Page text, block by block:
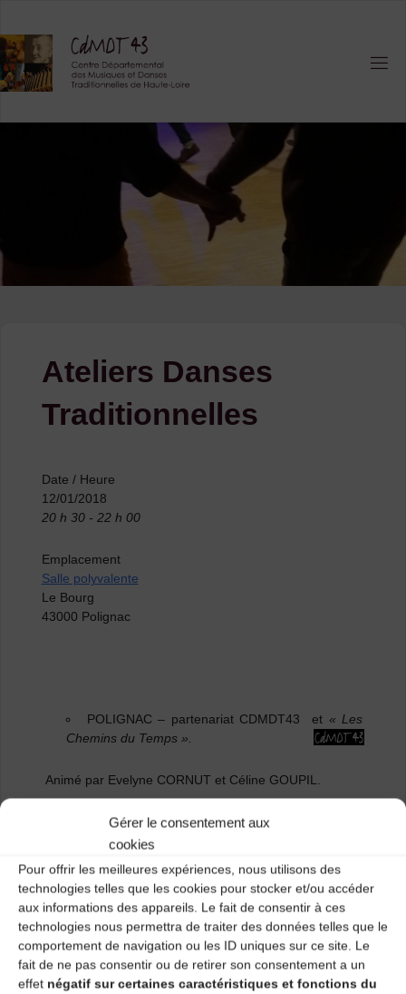
Gérer le consentement aux
cookies
Pour offrir les meilleures expériences, nous utilisons des
technologies telles que les cookies pour stocker et/ou accéder
aux informations des appareils. Le fait de consentir à ces
technologies nous permettra de traiter des données telles que le
comportement de navigation ou les ID uniques sur ce site. Le
fait de ne pas consentir ou de retirer son consentement a un
effet négatif sur certaines caractéristiques et fonctions du
content
Ateliers Danses
Traditionnelles
Date / Heure
12/01/2018
20 h 30 - 22 h 00
Emplacement
Salle polyvalente
Le Bourg
43000 Polignac
POLIGNAC – partenariat CDMDT43 et « Les
Chemins du Temps ».
Animé par Evelyne CORNUT et Céline GOUPIL.
Salle polyvalente – 1 vendredi sur 2 de 20H30 à 22H.
Deux ateliers : débutant et moyen-confirmé.
Renseignements : 04 71 09 56 56.
Catégories
Agenda